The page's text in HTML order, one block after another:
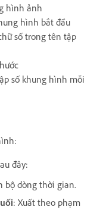
hình ảnh
hình bắt đầu
số trong tên tập
số khung hình mỗi
đây:
bộ dòng thời gian.
: Xuất theo phạm